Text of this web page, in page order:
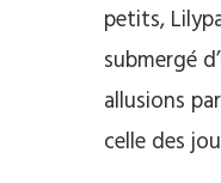
petits,
submergé
allusions
celle des